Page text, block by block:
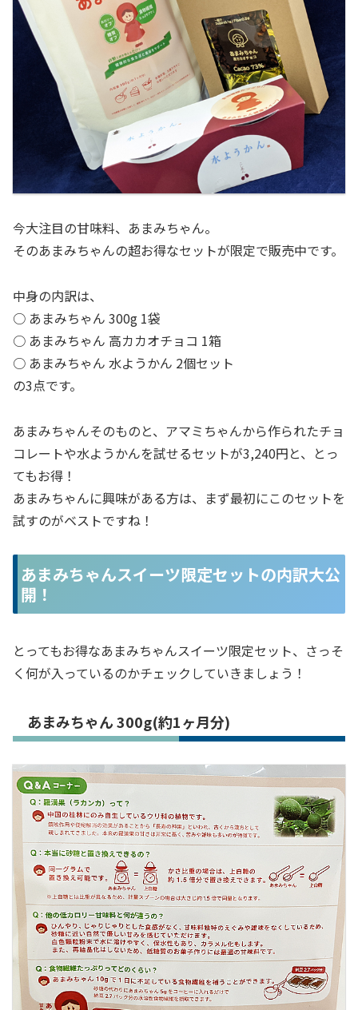
今大注目の甘味料、あまみちゃん。
そのあまみちゃんの超お得なセットが限定で販売中です。
中身の内訳は、
○ あまみちゃん 300g 1袋
○ あまみちゃん 高カカオチョコ 1箱
○ あまみちゃん 水ようかん 2個セット
の3点です。
あまみちゃんそのものと、アマミちゃんから作られたチョ
コレートや水ようかんを試せるセットが3,240円と、とっ
てもお得！
あまみちゃんに興味がある方は、まず最初にこのセットを
試すのがベストですね！
あまみちゃんスイーツ限定セットの内訳大公
開！
とってもお得なあまみちゃんスイーツ限定セット、さっそ
く何が入っているのかチェックしていきましょう！
あまみちゃん 300g(約1ヶ月分)